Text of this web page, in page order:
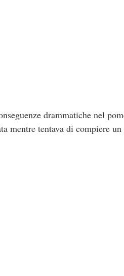
drammatiche nel
mentre tentava di compiere un